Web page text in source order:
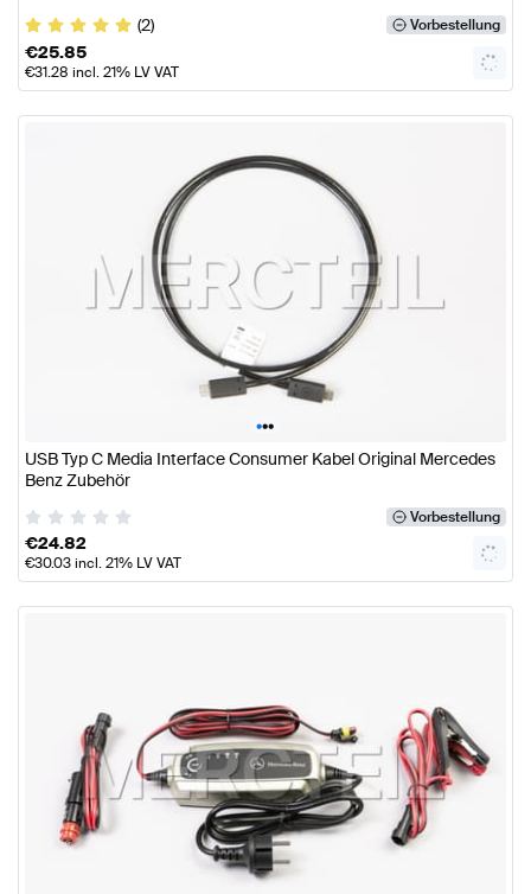
(2)
Vorbestellung
€25.85
€31.28 incl. 21% LV VAT
•••
USB Typ C Media Interface Consumer Kabel Original Mercedes
Benz Zubehör
Vorbestellung
€24.82
€30.03incl. 21% LV VAT